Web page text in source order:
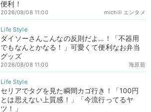
便利！
michill エンタメ
2026/08/08 11:00
ダイソーさんこんなの反則だよ…！「不器用
でもなんとかなる！」可愛くて便利なお弁当
グッズ
海原藍
2026/08/08 11:00
セリアでタグを見た瞬間カゴ行き！「100円
とは思えない上質感！」「今流行ってるヤ
ツ！」